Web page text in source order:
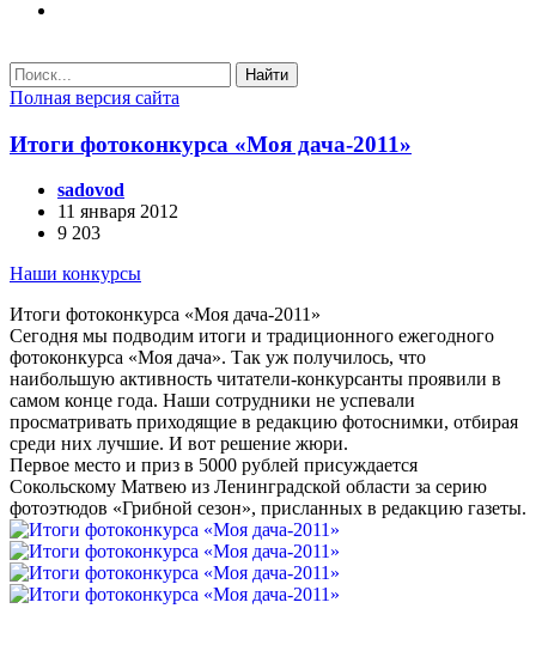
Найти
Полная версия сайта
Итоги фотоконкурса «Моя дача-2011»
sadovod
11 января 2012
9 203
Наши конкурсы
Итоги фотоконкурса «Моя дача-2011»
Сегодня мы подводим итоги и традиционного ежегодного
фотоконкурса «Моя дача». Так уж получилось, что
наибольшую активность читатели-конкурсанты проявили в
самом конце года. Наши сотрудники не успевали
просматривать приходящие в редакцию фотоснимки, отбирая
среди них лучшие. И вот решение жюри.
Первое место и приз в 5000 рублей присуждается
Сокольскому Матвею из Ленинградской области за серию
фотоэтюдов «Грибной сезон», присланных в редакцию газеты.